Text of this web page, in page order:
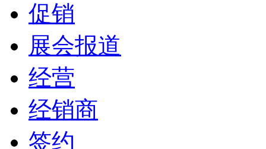
促销
展会报道
经营
经销商
签约